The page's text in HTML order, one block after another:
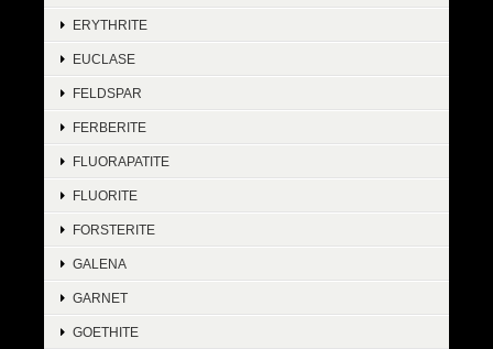
ERYTHRITE
EUCLASE
FELDSPAR
FERBERITE
FLUORAPATITE
FLUORITE
FORSTERITE
GALENA
GARNET
GOETHITE